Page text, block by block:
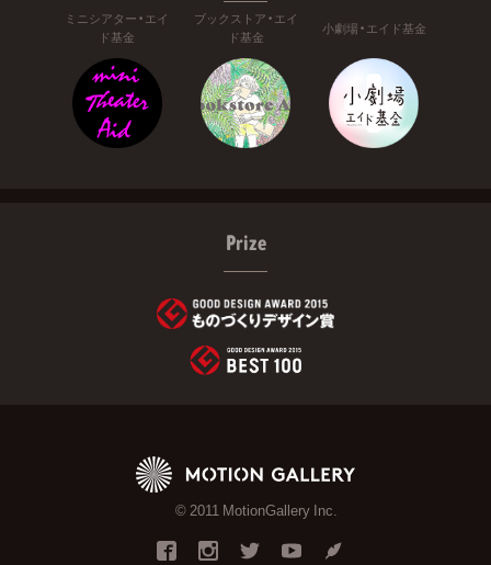
ミニシアター・エイ
ド基金
ブックストア・エイ
ド基金
小劇場・エイド基金
Prize
© 2011 MotionGallery Inc.